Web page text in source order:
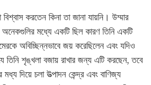
করতেন কিনা তা জানা যায়নি। উম্মার
মধ্যে একটি ছিল কারণ তিনি একটি
অবিচ্ছিন্নভাবে জয় করেছিলেন এবং যদিও
তিনি শৃঙ্খলা বজায় রাখার জন্য এটি করছেন, তবে
দিয়ে চলা উত্পাদন কেন্দ্র এবং বাণিজ্য